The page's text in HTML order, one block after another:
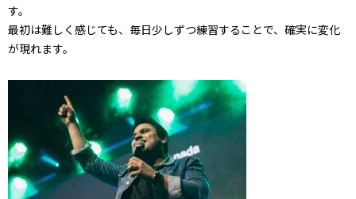
す。
最初は難しく感じても、毎日少しずつ練習することで、確実に変化
が現れます。